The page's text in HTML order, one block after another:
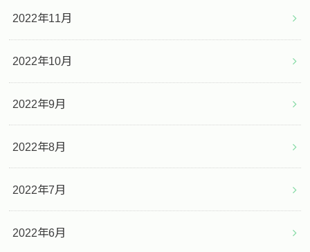
2022年11月
2022年10月
2022年9月
2022年8月
2022年7月
2022年6月